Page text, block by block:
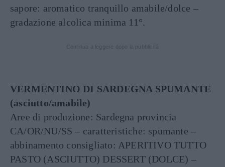
sapore: aromatico tranquillo amabile/dolce –
gradazione alcolica minima 11°.
VERMENTINO DI SARDEGNA SPUMANTE
(asciutto/amabile)
Aree di produzione: Sardegna provincia
CA/OR/NU/SS – caratteristiche: spumante –
abbinamento consigliato: APERITIVO TUTTO
PASTO (ASCIUTTO) DESSERT (DOLCE) –